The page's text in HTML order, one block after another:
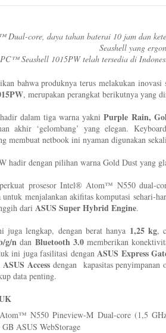
Dual-core, daya tahan baterai 10 jam dan
Seashell yang
Seashell 1015PW telah tersedia di
bahwa produknya terus melakukan
, merupakan perangkat berikutnya yang
dalam tiga warna yakniPurple Rain,
akhir ‘gelombang’ yang elegan.
membuat netbook ini nyaman digunakan
hadir dengan pilihan warna Gold Dust yang
prosesor Intel® Atom™ N550 dual-
menjalankan akifitas komputasi sehari-
dari ASUS Super Hybrid Engine.
juga lengkap, dengan berat hanya 1,25 kg,
g/n dan Bluetooth 3.0memberikan
ini juga fasilitasi denganASUS Express
ASUS Accessdengan kapasitas penyimpanan
data penting.
N550 Pineview-M Dual-core (1,5
ASUS WebStorage